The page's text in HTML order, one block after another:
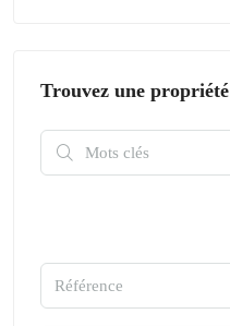
Trouvez une propriété